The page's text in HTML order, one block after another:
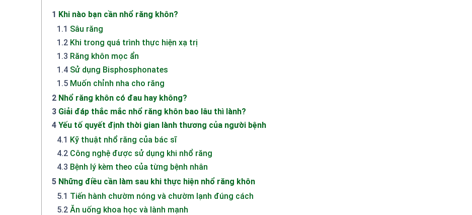
1 Khi nào bạn cần nhổ răng khôn?
1.1 Sâu răng
1.2 Khi trong quá trình thực hiện xạ trị
1.3 Răng khôn mọc ẩn
1.4 Sử dụng Bisphosphonates
1.5 Muốn chỉnh nha cho răng
2 Nhổ răng khôn có đau hay không?
3 Giải đáp thắc mắc nhổ răng khôn bao lâu thì lành?
4 Yếu tố quyết định thời gian lành thương của người bệnh
4.1 Kỹ thuật nhổ răng của bác sĩ
4.2 Công nghệ được sử dụng khi nhổ răng
4.3 Bệnh lý kèm theo của từng bệnh nhân
5 Những điều cần làm sau khi thực hiện nhổ răng khôn
5.1 Tiến hành chườm nóng và chườm lạnh đúng cách
5.2 Ăn uống khoa học và lành mạnh